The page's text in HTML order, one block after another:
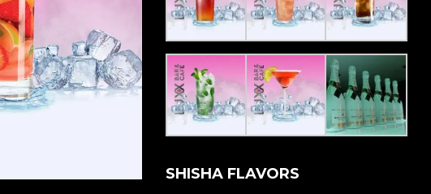
SHISHA FLAVORS